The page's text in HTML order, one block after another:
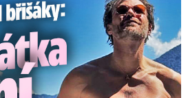
ukázal břišáky: Padesátka není znát